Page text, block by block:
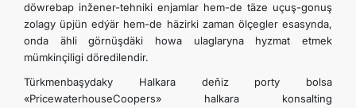
döwrebap inžener-tehniki enjamlar hem-de täze uçuş-gonuş
zolagy üpjün edýär hem-de häzirki zaman ölçegler esasynda,
onda ähli görnüşdäki howa ulaglaryna hyzmat etmek
mümkinçiligi döredilendir.
Türkmenbaşydaky Halkara deňiz porty bolsa
«PricewaterhouseCoopers» halkara konsalting